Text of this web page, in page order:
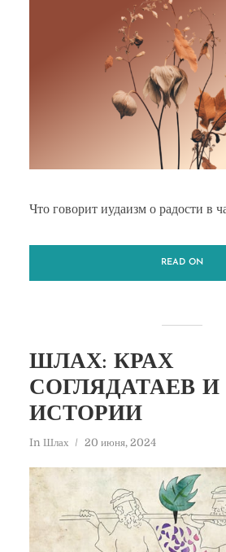
Что говорит иудаизм о радости в
READ ON
ШЛАХ: КРАХ
СОГЛЯДАТАЕВ
ИСТОРИИ
In Шлах 20 июня, 2024